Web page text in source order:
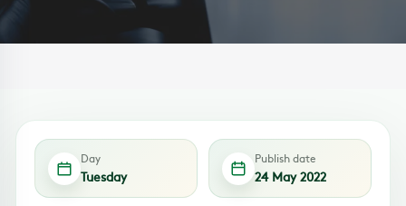
Day
Tuesday
Publish date
24 May 2022